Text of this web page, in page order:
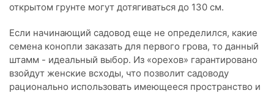
открытом грунте могут дотягиваться до 130 см.
Если начинающий садовод еще не определился, какие
семена конопли заказать для первого грова, то данный
штамм - идеальный выбор. Из «орехов» гарантировано
взойдут женские всходы, что позволит садоводу
рационально использовать имеющееся пространство и